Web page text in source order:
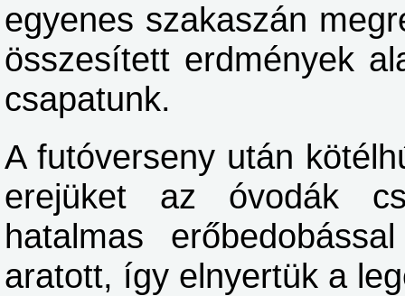
egyenes szakaszán
összesített erdmények
csapatunk.
A futóverseny után
erejüket az óvodák
hatalmas
aratott, így elnyertük a